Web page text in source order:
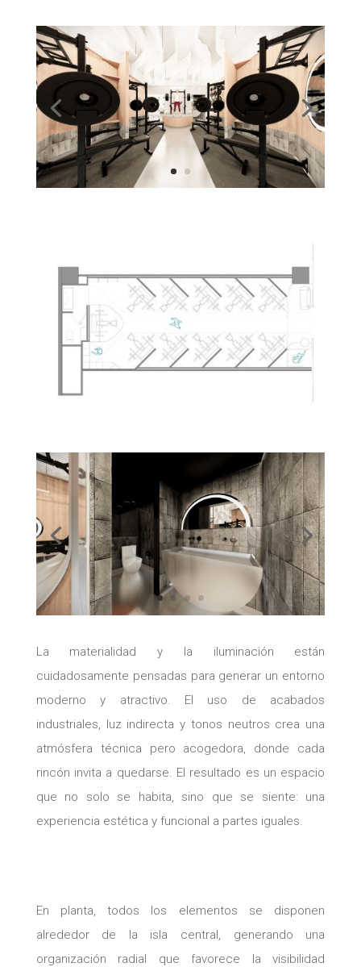
La materialidad y la iluminación están
cuidadosamente pensadas para generar un entorno
moderno y atractivo. El uso de acabados
industriales, luz indirecta y tonos neutros crea una
atmósfera técnica pero acogedora, donde cada
rincón invita a quedarse. El resultado es un espacio
que no solo se habita, sino que se siente: una
experiencia estética y funcional a partes iguales.
En planta, todos los elementos se disponen
alrededor de la isla central, generando una
organización radial que favorece la visibilidad